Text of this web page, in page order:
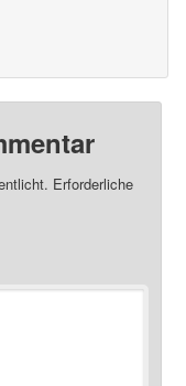
Erforderliche